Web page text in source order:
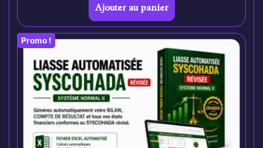
Ajouter au panier
Promo !